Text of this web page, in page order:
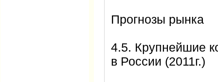
Прогнозы рынка
4.5. Крупнейшие
в России (2011г.)